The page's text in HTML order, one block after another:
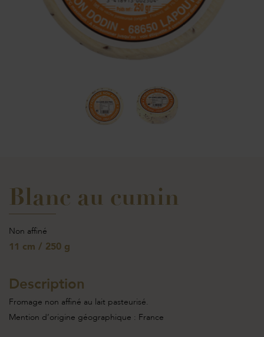
Blanc au cumin
Non affiné
11 cm / 250 g
Description
Fromage non affiné au lait pasteurisé.
Mention d’origine géographique : France